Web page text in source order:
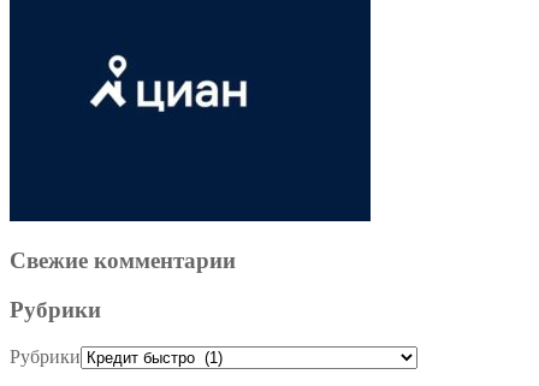
Свежие комментарии
Рубрики
Рубрики